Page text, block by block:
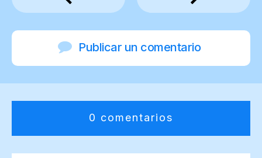
Publicar un comentario
0 comentarios